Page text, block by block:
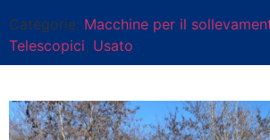
Categorie: Macchine per il
Telescopici, Usato